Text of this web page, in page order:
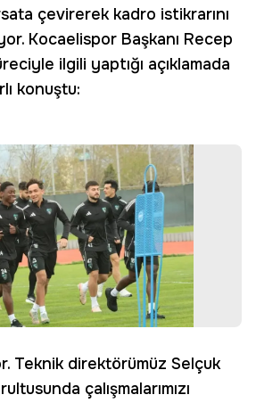
çevirerek kadro istikrarını
Kocaelispor Başkanı Recep
ilgili yaptığı açıklamada
konuştu:
Teknik direktörümüz Selçuk
çalışmalarımızı